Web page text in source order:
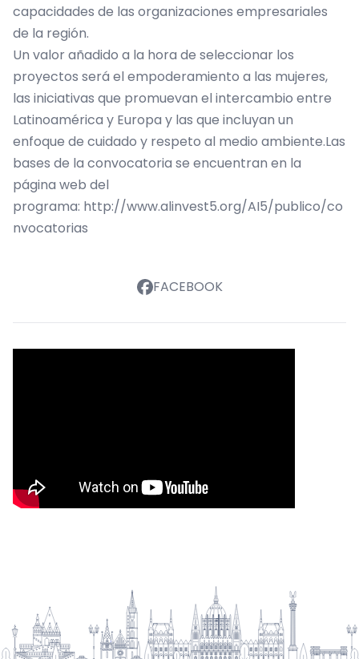
capacidades de las organizaciones empresariales
de la región.
Un valor añadido a la hora de seleccionar los
proyectos será el empoderamiento a las mujeres,
las iniciativas que promuevan el intercambio entre
Latinoamérica y Europa y las que incluyan un
enfoque de cuidado y respeto al medio ambiente.Las
bases de la convocatoria se encuentran en la
página web del
programa: http://www.alinvest5.org/AI5/publico/co
nvocatorias
FACEBOOK